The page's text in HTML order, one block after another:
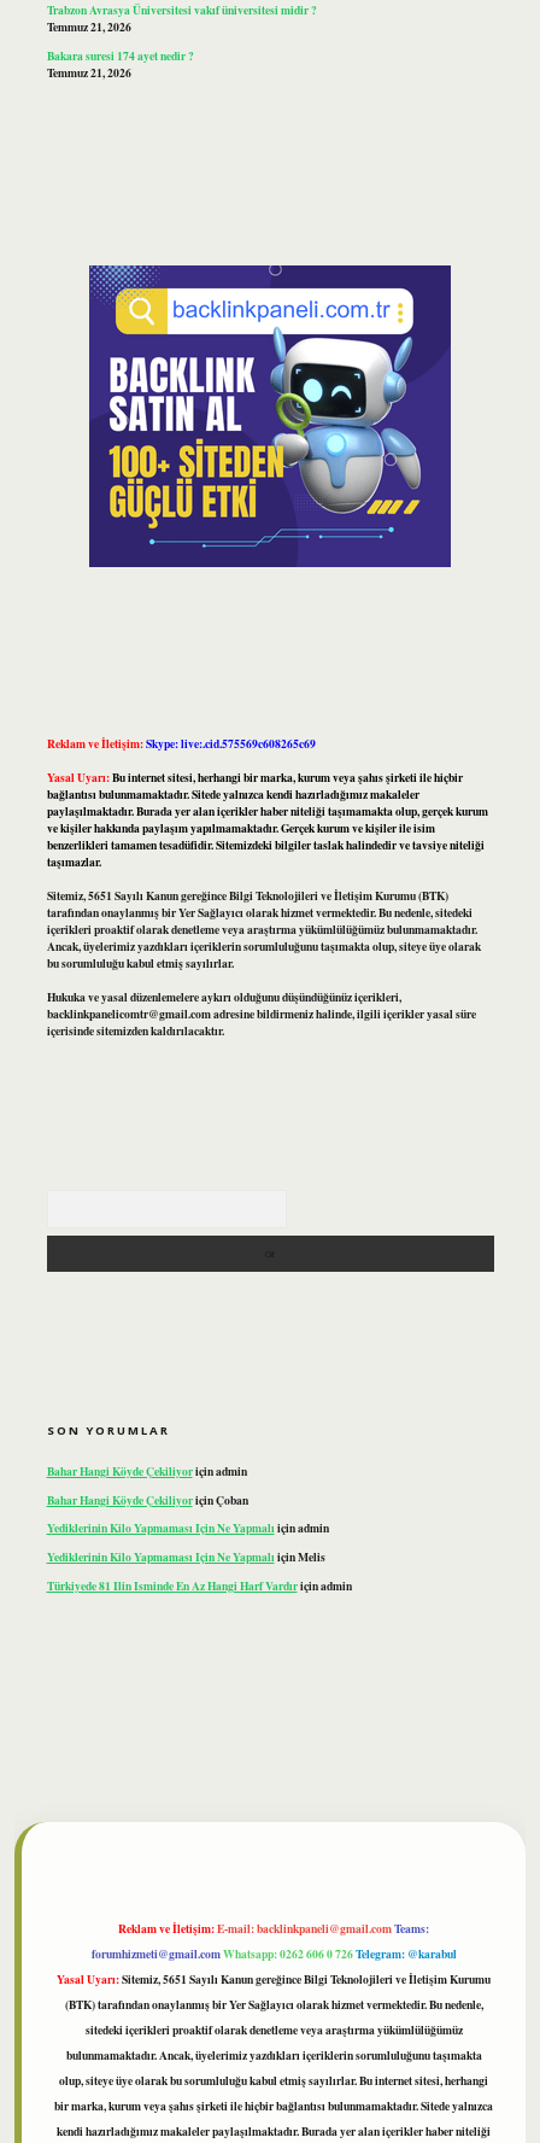
Trabzon Avrasya Üniversitesi vakıf üniversitesi midir ?
Temmuz 21, 2026
Bakara suresi 174 ayet nedir ?
Temmuz 21, 2026
Reklam ve İletişim:Skype: live:.cid.575569c608265c69
Yasal Uyarı:Bu internet sitesi, herhangi bir marka, kurum veya şahıs şirketi ile hiçbir
bağlantısı bulunmamaktadır. Sitede yalnızca kendi hazırladığımız makaleler
paylaşılmaktadır. Burada yer alan içerikler haber niteliği taşımamakta olup, gerçek kurum
ve kişiler hakkında paylaşım yapılmamaktadır. Gerçek kurum ve kişiler ile isim
benzerlikleri tamamen tesadüfidir. Sitemizdeki bilgiler taslak halindedir ve tavsiye niteliği
taşımazlar.
Sitemiz, 5651 Sayılı Kanun gereğince Bilgi Teknolojileri ve İletişim Kurumu (BTK)
tarafından onaylanmış bir Yer Sağlayıcı olarak hizmet vermektedir. Bu nedenle, sitedeki
içerikleri proaktif olarak denetleme veya araştırma yükümlülüğümüz bulunmamaktadır.
Ancak, üyelerimiz yazdıkları içeriklerin sorumluluğunu taşımakta olup, siteye üye olarak
bu sorumluluğu kabul etmiş sayılırlar.
Hukuka ve yasal düzenlemelere aykırı olduğunu düşündüğünüz içerikleri,
backlinkpanelicomtr@gmail.comadresine bildirmeniz halinde, ilgili içerikler yasal süre
içerisinde sitemizden kaldırılacaktır.
SON YORUMLAR
Bahar Hangi Köyde Çekiliyoriçinadmin
Bahar Hangi Köyde ÇekiliyoriçinÇoban
Yediklerinin Kilo Yapmaması Için Ne Yapmalıiçinadmin
Yediklerinin Kilo Yapmaması Için Ne YapmalıiçinMelis
Türkiyede 81 Ilin Isminde En Az Hangi Harf Vardıriçinadmin
Reklam ve İletişim:E-mail:backlinkpaneli@gmail.comTeams:
forumhizmeti@gmail.comWhatsapp: 0262 606 0 726Telegram: @karabul
Yasal Uyarı:Sitemiz, 5651 Sayılı Kanun gereğince Bilgi Teknolojileri ve İletişim Kurumu
(BTK) tarafından onaylanmış bir Yer Sağlayıcı olarak hizmet vermektedir. Bu nedenle,
sitedeki içerikleri proaktif olarak denetleme veya araştırma yükümlülüğümüz
bulunmamaktadır. Ancak, üyelerimiz yazdıkları içeriklerin sorumluluğunu taşımakta
olup, siteye üye olarak bu sorumluluğu kabul etmiş sayılırlar. Bu internet sitesi, herhangi
bir marka, kurum veya şahıs şirketi ile hiçbir bağlantısı bulunmamaktadır. Sitede yalnızca
kendi hazırladığımız makaleler paylaşılmaktadır. Burada yer alan içerikler haber niteliği